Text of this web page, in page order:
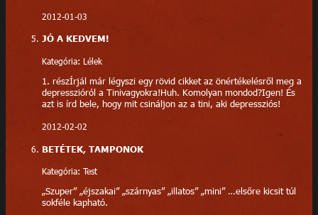
2012-01-03
JÓ A KEDVEM!
Kategória: Lélek
1. részÍrjál már légyszi egy rövid cikket az önértékelésről meg a
depresszióról a Tinivagyokra!Huh. Komolyan mondod?Igen! És
azt is írd bele, hogy mit csináljon az a tini, aki depressziós!
2012-02-02
BETÉTEK, TAMPONOK
Kategória: Test
„Szuper” „éjszakai” „szárnyas” „illatos” „mini” …elsőre kicsit túl
sokféle kapható.